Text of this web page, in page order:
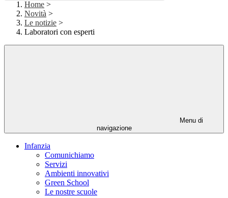
Home >
Novità >
Le notizie >
Laboratori con esperti
Menu di
navigazione
Infanzia
Comunichiamo
Servizi
Ambienti innovativi
Green School
Le nostre scuole